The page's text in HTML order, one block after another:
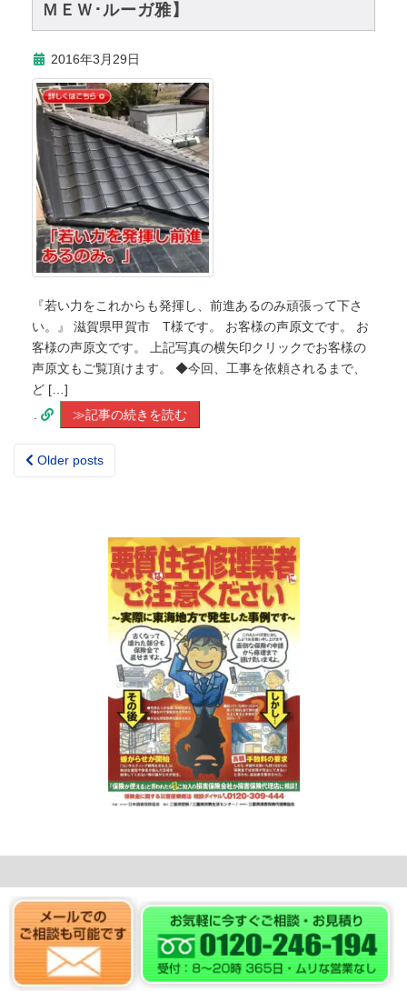
ＭＥＷ･ルーガ雅】
2016年3月29日
『若い力をこれからも発揮し、前進あるのみ頑張って下さ
い。』 滋賀県甲賀市 T様です。 お客様の声原文です。 お
客様の声原文です。 上記写真の横矢印クリックでお客様の
声原文もご覧頂けます。 ◆今回、工事を依頼されるまで、
ど […]
≫記事の続きを読む
Posts
Older posts